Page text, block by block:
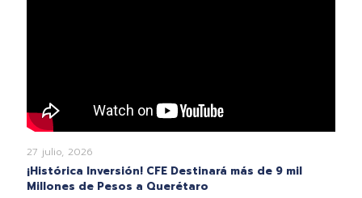
27 julio, 2026
¡Histórica Inversión! CFE Destinará más de 9 mil
Millones de Pesos a Querétaro